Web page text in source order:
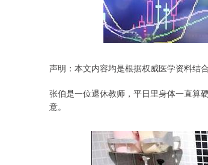
声明：本文内容均是根据权威医学资料结
张伯是一位退休教师，平日里身体一直算
意。
深证成指 14311.01